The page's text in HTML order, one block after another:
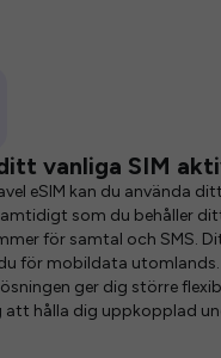
vanliga SIM
eSIM kan du använda
som du behåller
för samtal och SMS.
för mobildata utomlands.
ger dig större
att hålla dig uppkopplad